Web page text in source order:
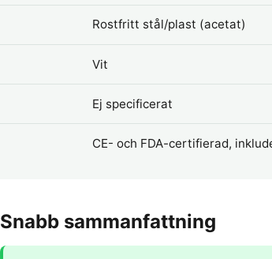
Rostfritt stål/plast (acetat)
Vit
Ej specificerat
CE- och FDA-certifierad,
Snabb sammanfattning